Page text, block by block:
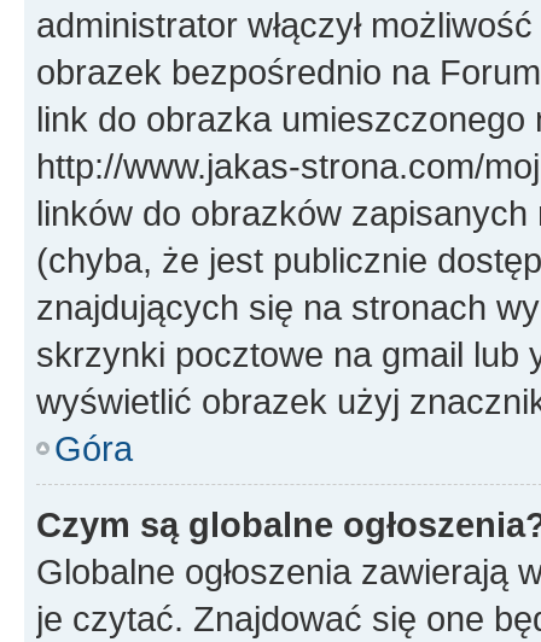
administrator włączył
obrazek bezpośrednio na
link do obrazka
http://www.jakas-strona.com/
linków do obrazków
(chyba, że jest publicznie
znajdujących się na stronach
skrzynki pocztowe na gmail lub
wyświetlić obrazek użyj
Góra
Czym są globalne
Globalne ogłoszenia zawierają
je czytać. Znajdować się one